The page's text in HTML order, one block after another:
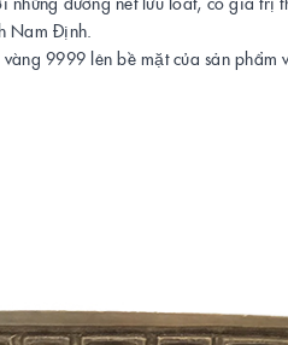
Nam Định.
9999 lên bề mặt của sản phẩm